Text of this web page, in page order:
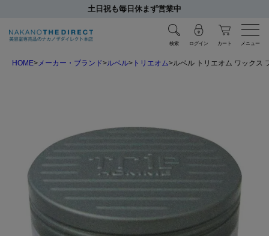
土日祝も毎日休まず営業中
検索 ログイン カート メニュー
HOME メーカー・ブランド ルベル トリエオム ルベル トリエオム ワック